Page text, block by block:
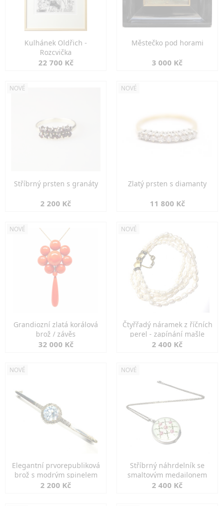
Kulhánek Oldřich -
Rozcvička
22 700 Kč
Městečko pod horami
3 000 Kč
NOVÉ
Stříbrný prsten s granáty
2 200 Kč
NOVÉ
Zlatý prsten s diamanty
11 800 Kč
NOVÉ
Grandiozní zlatá korálová
brož / závěs
32 000 Kč
NOVÉ
Čtyřřadý náramek z říčních
perel - zapínání mašle
2 400 Kč
NOVÉ
Elegantní prvorepubliková
brož s modrým spinelem
2 200 Kč
NOVÉ
Stříbrný náhrdelník se
smaltovým medailonem
2 400 Kč